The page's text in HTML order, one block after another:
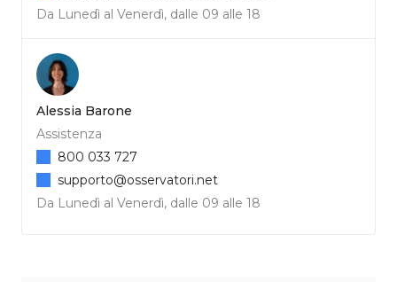
Da Lunedì al Venerdì, dalle 09 alle 18
Alessia Barone
Assistenza
Da Lunedì al Venerdì, dalle 09 alle 18
800 033 727
supporto@osservatori.net